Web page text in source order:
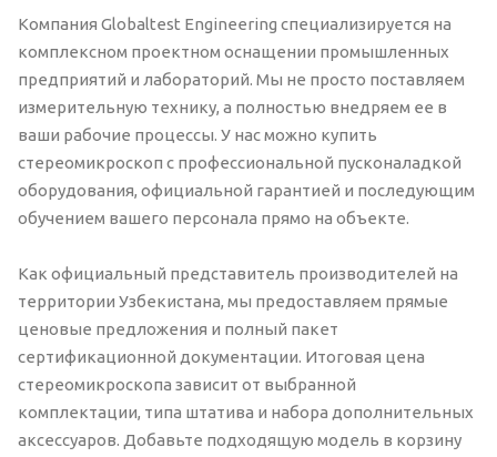
Компания Globaltest Engineering специализируется на
комплексном проектном оснащении промышленных
предприятий и лабораторий. Мы не просто поставляем
измерительную технику, а полностью внедряем ее в
ваши рабочие процессы. У нас можно купить
стереомикроскоп с профессиональной пусконаладкой
оборудования, официальной гарантией и последующим
обучением вашего персонала прямо на объекте.
Как официальный представитель производителей на
территории Узбекистана, мы предоставляем прямые
ценовые предложения и полный пакет
сертификационной документации. Итоговая цена
стереомикроскопа зависит от выбранной
комплектации, типа штатива и набора дополнительных
аксессуаров. Добавьте подходящую модель в корзину